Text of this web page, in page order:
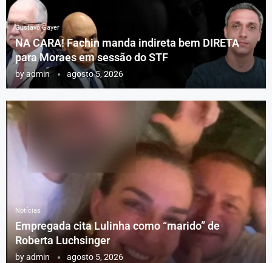
Gustavo Gayer
NA CARA! Fachin manda indireta bem DIRETA
para Moraes em sessão do STF
byadmin agosto 5, 2026
Notícias
Empregada cita Lulinha como “marido” de
Roberta Luchsinger
byadmin agosto 5, 2026